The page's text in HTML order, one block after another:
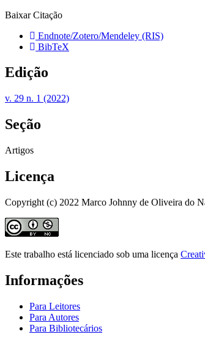
Baixar Citação
Endnote/Zotero/Mendeley (RIS)
BibTeX
Edição
v. 29 n. 1 (2022)
Seção
Artigos
Licença
Copyright (c) 2022 Marco Johnny de Oliveira do
Este trabalho está licenciado sob uma licença
Informações
Para Leitores
Para Autores
Para Bibliotecários